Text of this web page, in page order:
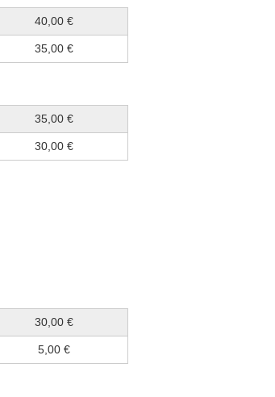
40,00 €
35,00 €
35,00 €
30,00 €
30,00 €
5,00 €